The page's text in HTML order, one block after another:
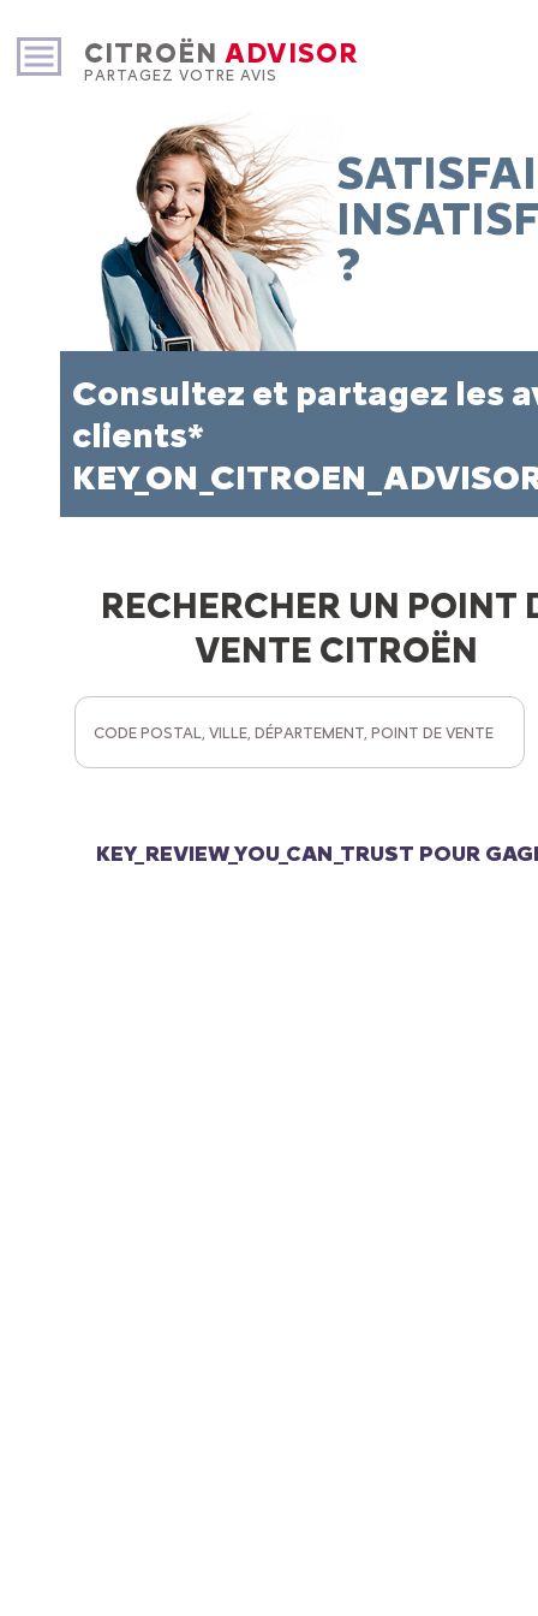
CITROËN ADVISOR
PARTAGEZ VOTRE AVIS
?
Consultez et partagez les
clients*
RECHERCHER UN POINT
VENTE CITROËN
KEY_REVIEW_YOU_CAN_TRUST POUR